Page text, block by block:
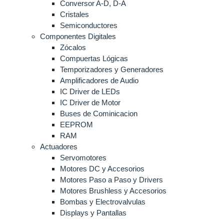
Conversor A-D, D-A
Cristales
Semiconductores
Componentes Digitales
Zócalos
Compuertas Lógicas
Temporizadores y Generadores
Amplificadores de Audio
IC Driver de LEDs
IC Driver de Motor
Buses de Cominicacion
EEPROM
RAM
Actuadores
Servomotores
Motores DC y Accesorios
Motores Paso a Paso y Drivers
Motores Brushless y Accesorios
Bombas y Electrovalvulas
Displays y Pantallas